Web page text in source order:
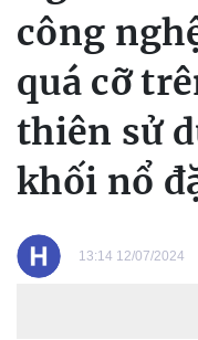
công
quá cỡ
thiên sử
khối nổ
13:14 12/07/2024